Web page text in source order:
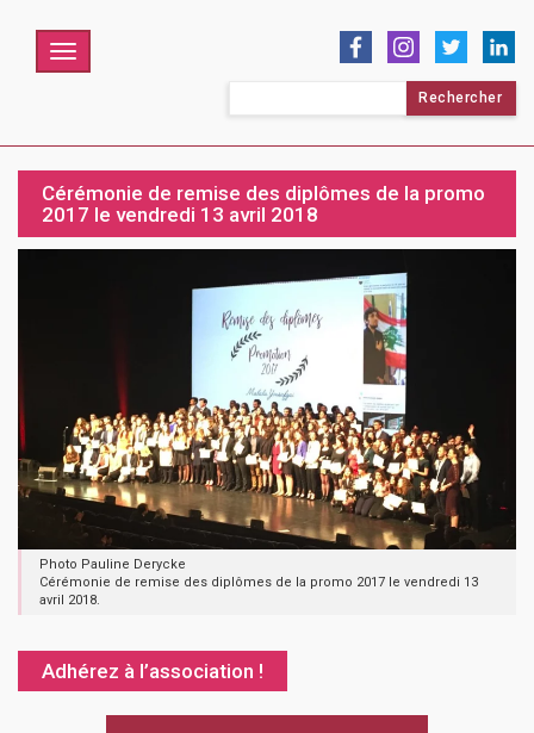
Menu
Cérémonie de remise des diplômes de la promo
2017 le vendredi 13 avril 2018
Photo Pauline Derycke
Cérémonie de remise des diplômes de la promo 2017 le vendredi 13
avril 2018.
Adhérez à l’association !